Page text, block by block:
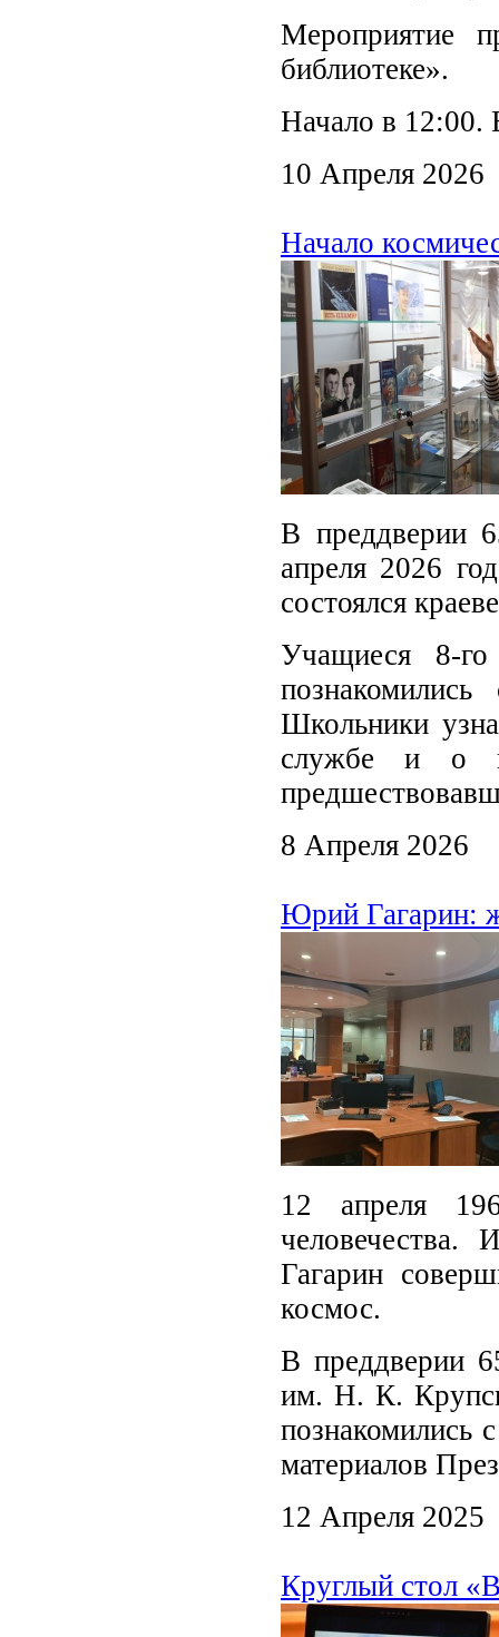
Мероприятие
библиотеке».
Начало в 12:00.
10 Апреля 2026
Начало
В преддверии
апреля 2026
состоялся
Учащиеся 8-
Школьники
службе и о
8 Апреля 2026
Юрий Гагарин:
12 апреля
Гагарин
космос.
В преддверии
им. Н. К.
познакомились
материалов
12 Апреля 2025
Круглый стол